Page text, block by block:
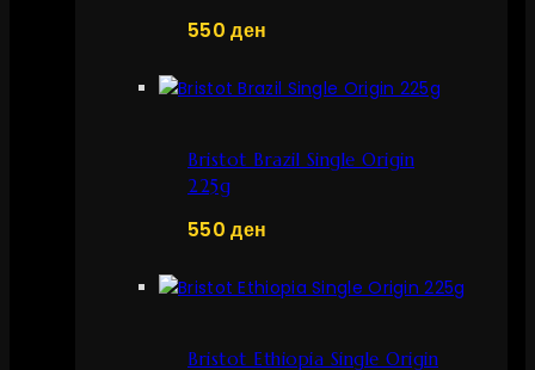
550ден
Bristot Brazil Single Origin
225g
550ден
Bristot Ethiopia Single Origin